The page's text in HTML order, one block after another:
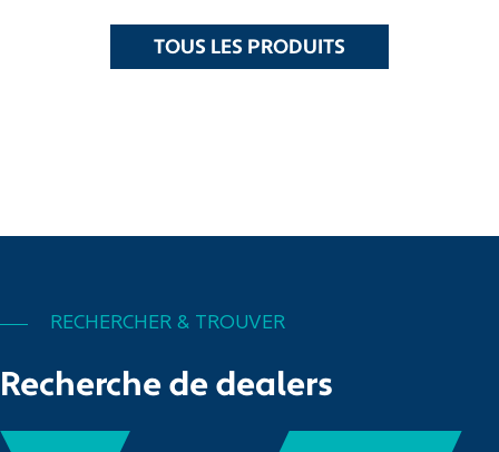
TOUS LES PRODUITS
Recherche de dealers
RECHERCHER & TROUVER